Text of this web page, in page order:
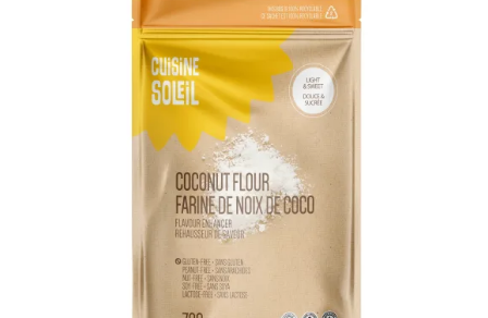
PANIER
EN
AJOUTER AU PANIER / DÉTAILS